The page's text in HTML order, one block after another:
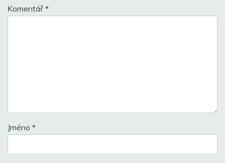
Komentář *
Jméno *